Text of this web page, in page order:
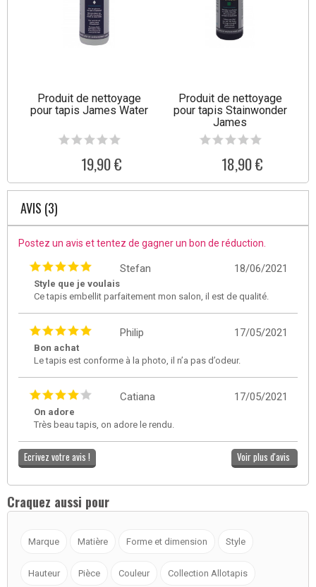
Produit de nettoyage
pour tapis James Water
19,90 €
Produit de nettoyage
pour tapis Stainwonder
James
18,90 €
AVIS (3)
Postez un avis et tentez de gagner un bon de réduction.
18/06/2021
Stefan
Style que je voulais
Ce tapis embellit parfaitement mon salon, il est de qualité.
17/05/2021
Philip
Bon achat
Le tapis est conforme à la photo, il n’a pas d’odeur.
17/05/2021
Catiana
On adore
Très beau tapis, on adore le rendu.
Ecrivez votre avis ! Voir plus d'avis
Craquez aussi pour
Marque Matière Forme et dimension Style
Hauteur Pièce Couleur Collection Allotapis